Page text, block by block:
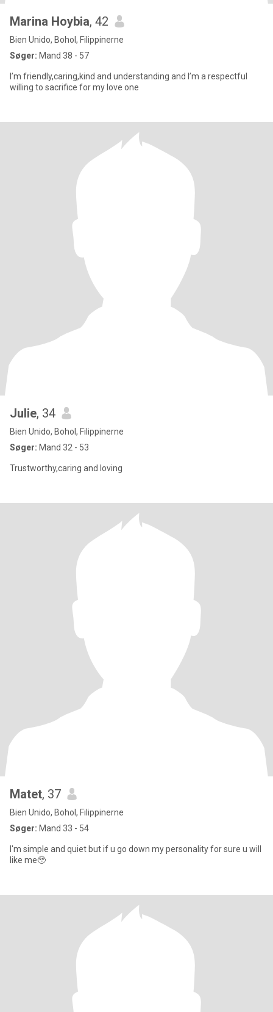
Marina Hoybia, 42
Bien Unido, Bohol, Filippinerne
Søger: Mand 38 - 57
I’m friendly,caring,kind and understanding and I’m a respectful
willing to sacrifice for my love one
Julie, 34
Bien Unido, Bohol, Filippinerne
Søger: Mand 32 - 53
Trustworthy,caring and loving
Matet, 37
Bien Unido, Bohol, Filippinerne
Søger: Mand 33 - 54
I'm simple and quiet but if u go down my personality for sure u will
like me🥹